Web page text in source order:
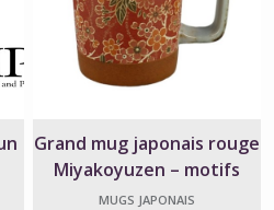
Grand mug japonais rouge
Miyakoyuzen – motifs
floraux
MUGS JAPONAIS